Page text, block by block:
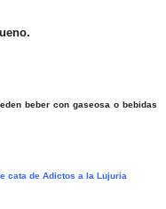
beber con gaseosa o bebidas
cata de Adictos a la Lujuria